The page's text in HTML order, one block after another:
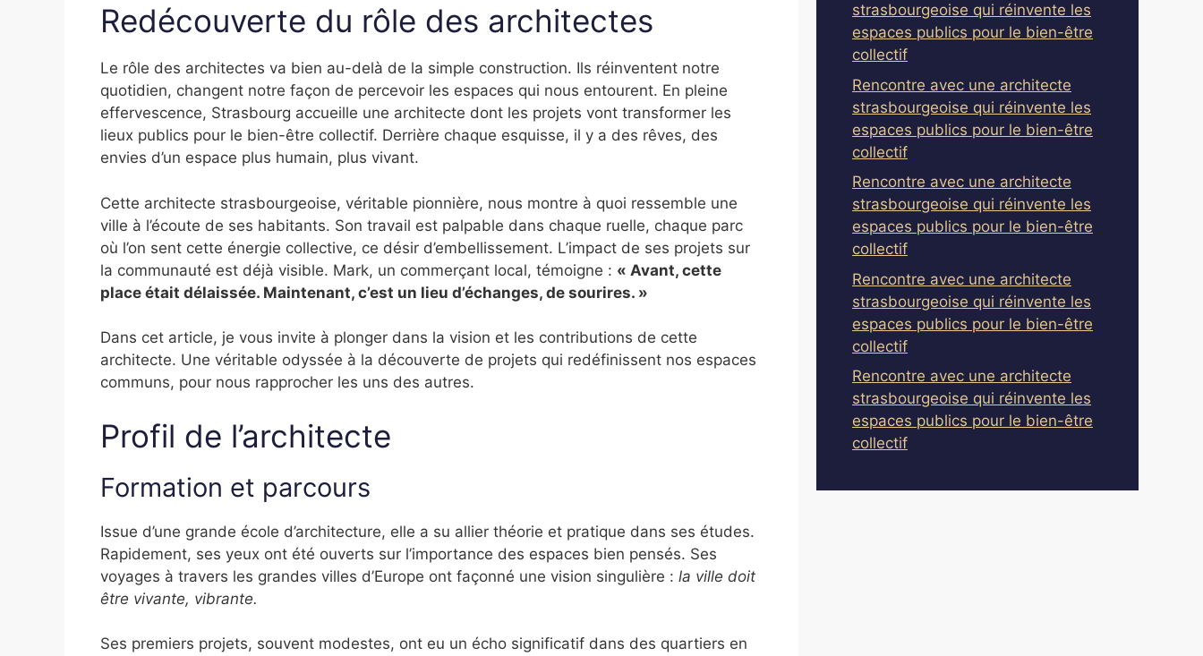
Redécouverte du rôle des architectes
Le rôle des architectes va bien au-delà de la simple construction. Ils réinventent notre
quotidien, changent notre façon de percevoir les espaces qui nous entourent. En pleine
effervescence, Strasbourg accueille une architecte dont les projets vont transformer les
lieux publics pour le bien-être collectif. Derrière chaque esquisse, il y a des rêves, des
envies d’un espace plus humain, plus vivant.
Cette architecte strasbourgeoise, véritable pionnière, nous montre à quoi ressemble une
ville à l’écoute de ses habitants. Son travail est palpable dans chaque ruelle, chaque parc
où l’on sent cette énergie collective, ce désir d’embellissement. L’impact de ses projets sur
la communauté est déjà visible. Mark, un commerçant local, témoigne : « Avant, cette
place était délaissée. Maintenant, c’est un lieu d’échanges, de sourires. »
Dans cet article, je vous invite à plonger dans la vision et les contributions de cette
architecte. Une véritable odyssée à la découverte de projets qui redéfinissent nos espaces
communs, pour nous rapprocher les uns des autres.
Profil de l’architecte
Formation et parcours
Issue d’une grande école d’architecture, elle a su allier théorie et pratique dans ses études.
Rapidement, ses yeux ont été ouverts sur l’importance des espaces bien pensés. Ses
voyages à travers les grandes villes d’Europe ont façonné une vision singulière : la ville doit
être vivante, vibrante.
Ses premiers projets, souvent modestes, ont eu un écho significatif dans des quartiers en
strasbourgeoise qui réinvente les
espaces publics pour le bien-être
collectif
Rencontre avec une architecte
strasbourgeoise qui réinvente les
espaces publics pour le bien-être
collectif
Rencontre avec une architecte
strasbourgeoise qui réinvente les
espaces publics pour le bien-être
collectif
Rencontre avec une architecte
strasbourgeoise qui réinvente les
espaces publics pour le bien-être
collectif
Rencontre avec une architecte
strasbourgeoise qui réinvente les
espaces publics pour le bien-être
collectif